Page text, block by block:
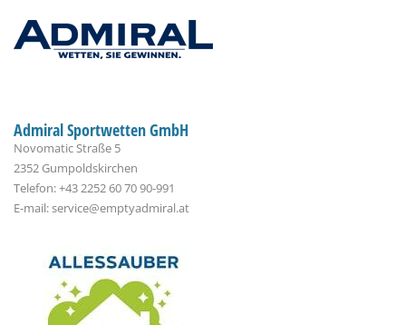
Admiral Sportwetten GmbH
Novomatic Straße 5
2352 Gumpoldskirchen
Telefon: +43 2252 60 70 90-991
E-mail: service@emptyadmiral.at